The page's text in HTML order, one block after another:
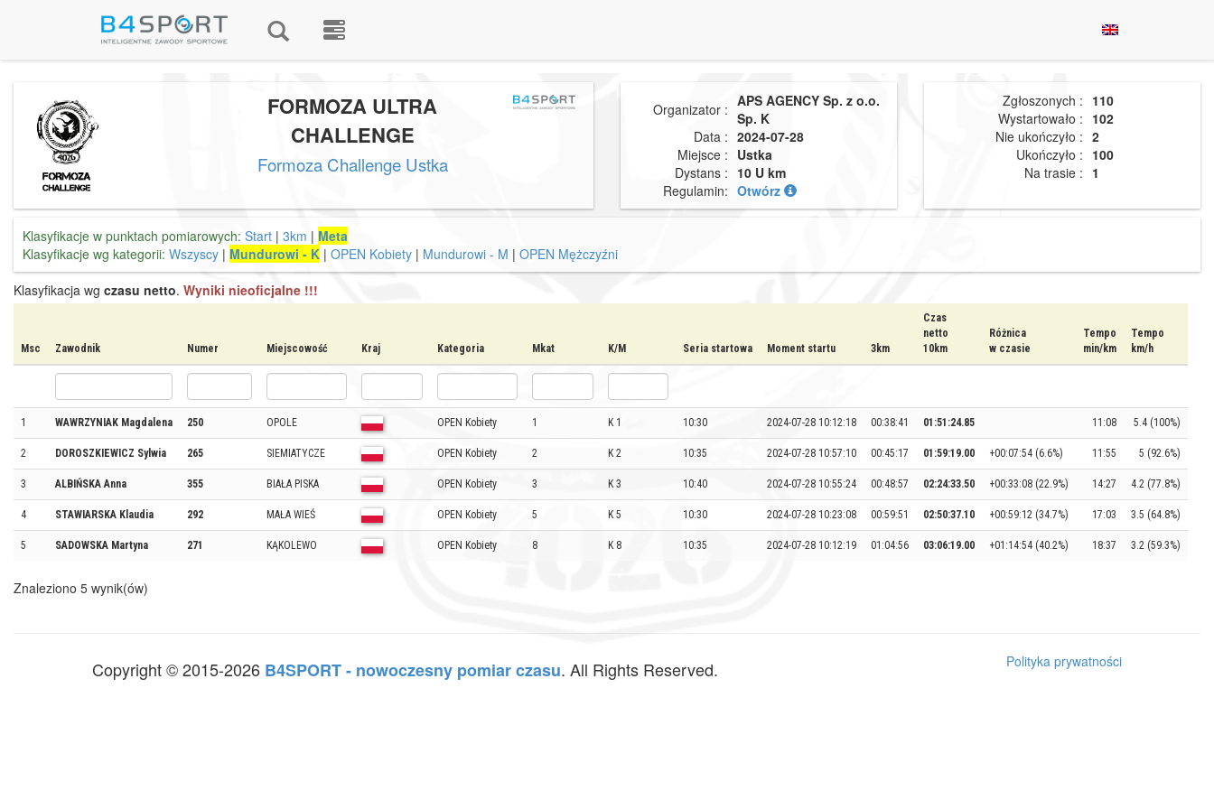
FORMOZA ULTRA
CHALLENGE
Formoza Challenge Ustka
Organizator : APS AGENCY Sp. z o.o.
Sp. K
Data : 2024-07-28
Miejsce : Ustka
Dystans : 10 U km
Regulamin: Otwórz
Zgłoszonych : 110
Wystartowało : 102
Nie ukończyło : 2
Ukończyło : 100
Na trasie : 1
Klasyfikacje w punktach pomiarowych: Start | 3km | Meta
Klasyfikacje wg kategorii: Wszyscy | Mundurowi - K | OPEN Kobiety | Mundurowi - M | OPEN Mężczyźni
Klasyfikacja wg czasu netto. Wyniki nieoficjalne !!!
Msc Zawodnik Numer Miejscowość Kraj Kategoria Mkat K/M Seria startowa Moment startu 3km
Czas
netto
10km
Różnica
w czasie
Tempo
min/km
Tempo
km/h
1 WAWRZYNIAK Magdalena 250 OPOLE OPEN Kobiety 1 K 1 10:30 2024-07-28 10:12:18 00:38:41 01:51:24.85 11:08 5.4 (100%)
2 DOROSZKIEWICZ Sylwia 265 SIEMIATYCZE OPEN Kobiety 2 K 2 10:35 2024-07-28 10:57:10 00:45:17 01:59:19.00 +00:07:54 (6.6%) 11:55 5 (92.6%)
3 ALBIŃSKA Anna 355 BIAŁA PISKA OPEN Kobiety 3 K 3 10:40 2024-07-28 10:55:24 00:48:57 02:24:33.50 +00:33:08 (22.9%) 14:27 4.2 (77.8%)
4 STAWIARSKA Klaudia 292 MAŁA WIEŚ OPEN Kobiety 5 K 5 10:30 2024-07-28 10:23:08 00:59:51 02:50:37.10 +00:59:12 (34.7%) 17:03 3.5 (64.8%)
5 SADOWSKA Martyna 271 KĄKOLEWO OPEN Kobiety 8 K 8 10:35 2024-07-28 10:12:19 01:04:56 03:06:19.00 +01:14:54 (40.2%) 18:37 3.2 (59.3%)
Znaleziono 5 wynik(ów)
Copyright © 2015-2026 B4SPORT - nowoczesny pomiar czasu. All Rights Reserved. Polityka prywatności